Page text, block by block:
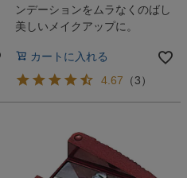
ンデーションをムラなくのばし
美しいメイクアップに。
カートに入れる
4.67 （3）